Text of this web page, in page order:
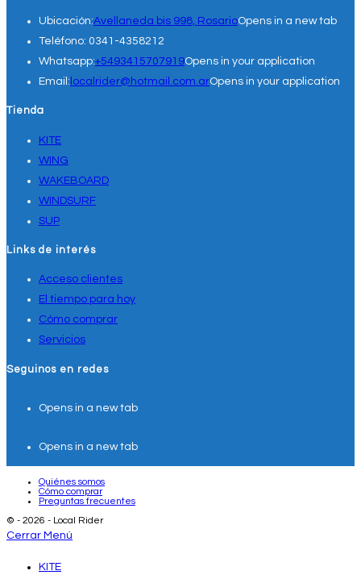
Ubicación:Avellaneda bis 998, RosarioOpens in a new tab
Teléfono: 0341-4358212
Whatsapp:+5493415707919Opens in your application
Email: localrider@hotmail.com.arOpens in your application
Tienda
KITE
WING
WAKEBOARD
WINDSURF
SUP
Links de interés
Acceso clientes
El tiempo para hoy
Cómo comprar
Servicios
Seguinos en redes
Opens in a new tab
Opens in a new tab
Quiénes somos
Cómo comprar
Preguntas frecuentes
© - 2026 - Local Rider
Cerrar Menú
KITE